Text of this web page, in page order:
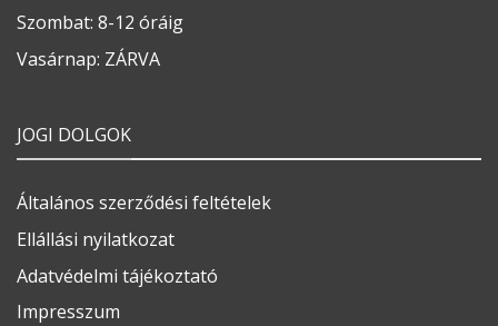
Szombat: 8-12 óráig
Vasárnap: ZÁRVA
JOGI DOLGOK
Általános szerződési feltételek
Ellállási nyilatkozat
Adatvédelmi tájékoztató
Impresszum